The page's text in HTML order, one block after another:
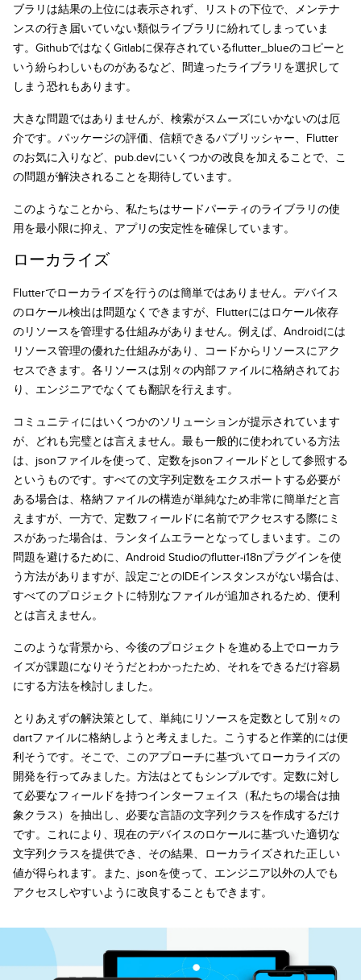
ブラリは結果の上位には表示されず、リストの下位で、メンテナ
ンスの行き届いていない類似ライブラリに紛れてしまっていま
す。GithubではなくGitlabに保存されているflutter_blueのコピーと
いう紛らわしいものがあるなど、間違ったライブラリを選択して
しまう恐れもあります。
大きな問題ではありませんが、検索がスムーズにいかないのは厄
介です。パッケージの評価、信頼できるパブリッシャー、Flutter
のお気に入りなど、pub.devにいくつかの改良を加えることで、こ
の問題が解決されることを期待しています。
このようなことから、私たちはサードパーティのライブラリの使
用を最小限に抑え、アプリの安定性を確保しています。
ローカライズ
Flutterでローカライズを行うのは簡単ではありません。デバイス
のロケール検出は問題なくできますが、Flutterにはロケール依存
のリソースを管理する仕組みがありません。例えば、Androidには
リソース管理の優れた仕組みがあり、コードからリソースにアク
セスできます。各リソースは別々の内部ファイルに格納されてお
り、エンジニアでなくても翻訳を行えます。
コミュニティにはいくつかのソリューションが提示されています
が、どれも完璧とは言えません。最も一般的に使われている方法
は、jsonファイルを使って、定数をjsonフィールドとして参照する
というものです。すべての文字列定数をエクスポートする必要が
ある場合は、格納ファイルの構造が単純なため非常に簡単だと言
えますが、一方で、定数フィールドに名前でアクセスする際にミ
スがあった場合は、ランタイムエラーとなってしまいます。この
問題を避けるために、Android Studioのflutter-i18nプラグインを使
う方法がありますが、設定ごとのIDEインスタンスがない場合は、
すべてのプロジェクトに特別なファイルが追加されるため、便利
とは言えません。
このような背景から、今後のプロジェクトを進める上でローカラ
イズが課題になりそうだとわかったため、それをできるだけ容易
にする方法を検討しました。
とりあえずの解決策として、単純にリソースを定数として別々の
dartファイルに格納しようと考えました。こうすると作業的には便
利そうです。そこで、このアプローチに基づいてローカライズの
開発を行ってみました。方法はとてもシンプルです。定数に対し
て必要なフィールドを持つインターフェイス（私たちの場合は抽
象クラス）を抽出し、必要な言語の文字列クラスを作成するだけ
です。これにより、現在のデバイスのロケールに基づいた適切な
文字列クラスを提供でき、その結果、ローカライズされた正しい
値が得られます。また、jsonを使って、エンジニア以外の人でも
アクセスしやすいように改良することもできます。